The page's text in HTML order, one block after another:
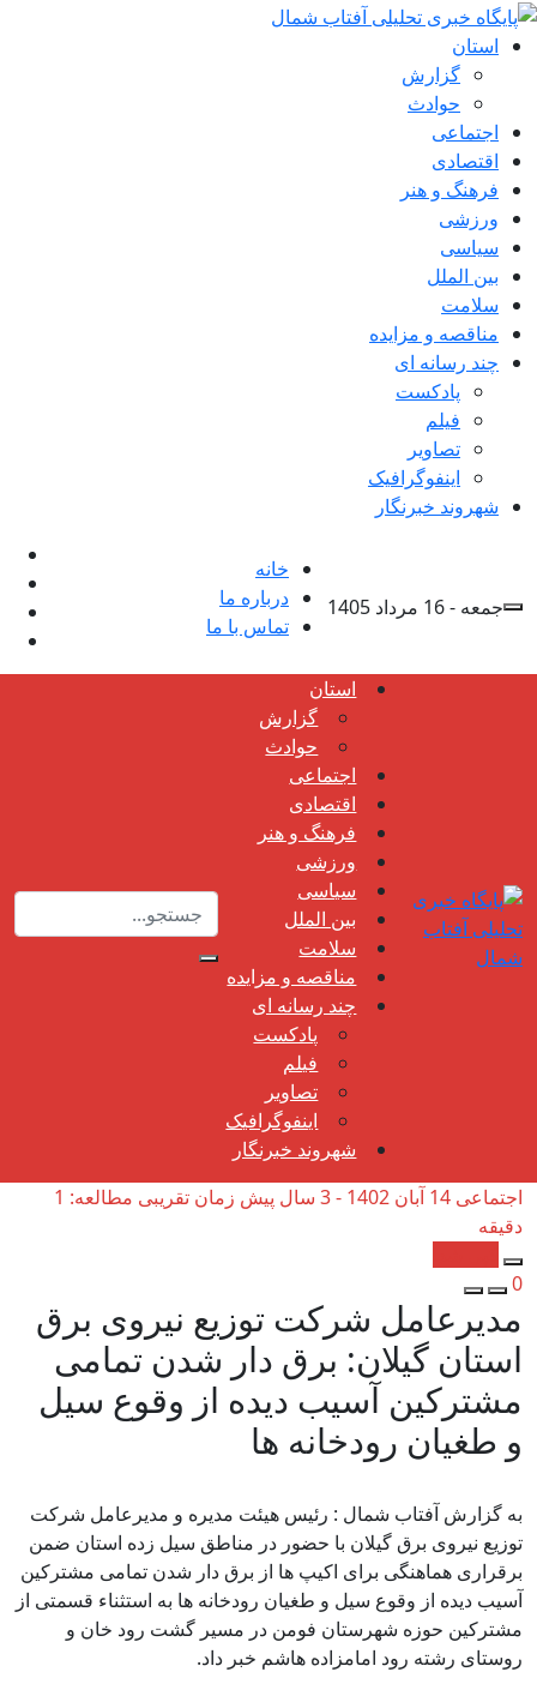
استان
گزارش
حوادث
اجتماعی
اقتصادی
فرهنگ و هنر
ورزشی
سیاسی
بین الملل
سلامت
مناقصه و مزایده
چند رسانه ای
پادکست
فیلم
تصاویر
اینفوگرافیک
شهروند خبرنگار
جمعه - 16 مرداد 1405
خانه
درباره ما
تماس با ما
استان
گزارش
حوادث
اجتماعی
اقتصادی
فرهنگ و هنر
ورزشی
سیاسی
بین الملل
سلامت
مناقصه و مزایده
چند رسانه ای
پادکست
فیلم
تصاویر
اینفوگرافیک
شهروند خبرنگار
اجتماعی 14 آبان 1402 - 3 سال پیش
زمان تقریبی مطالعه: 1
دقیقه
0
مدیرعامل شرکت توزیع نیروی برق
استان گیلان: برق دار شدن تمامی
مشتركین آسیب دیده از وقوع سیل
و طغیان رودخانه ها
به گزارش آفتاب شمال : رئیس هیئت مدیره و مدیرعامل شرکت
توزیع نیروی برق گیلان با حضور در مناطق سیل زده استان ضمن
برقراری هماهنگی برای اکیپ ها از برق دار شدن تمامی مشترکین
آسیب دیده از وقوع سیل و طغیان رودخانه ها به استثناء قسمتی از
مشترکین حوزه شهرستان فومن در مسیر گشت رود خان و
روستای رشته رود امامزاده هاشم خبر داد.